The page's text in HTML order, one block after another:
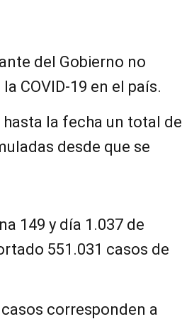
del Gobierno no
COVID-19 en el país.
la fecha un total de
desde que se
149 y día 1.037 de
551.031 casos de
corresponden a